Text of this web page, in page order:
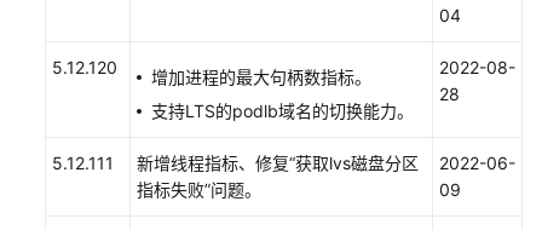
04
5.12.120
增加进程的最大句柄数指标。
支持LTS的podlb域名的切换能力。
2022-08-
28
5.12.111
新增线程指标、修复“获取lvs磁盘分区
指标失败”问题。
2022-06-
09